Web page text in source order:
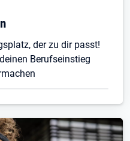
der zu dir passt!
Berufseinstieg